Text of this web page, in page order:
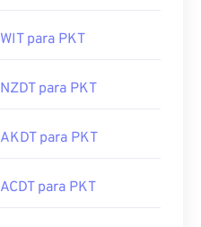
WIT para PKT
NZDT para PKT
AKDT para PKT
ACDT para PKT